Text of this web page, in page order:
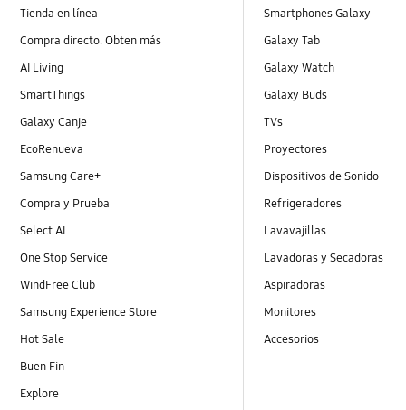
Tienda en línea
Compra directo. Obten más
AI Living
SmartThings
Galaxy Canje
EcoRenueva
Samsung Care+
Compra y Prueba
Select AI
One Stop Service
WindFree Club
Samsung Experience Store
Hot Sale
Buen Fin
Explore
Smartphones Galaxy
Galaxy Tab
Galaxy Watch
Galaxy Buds
TVs
Proyectores
Dispositivos de Sonido
Refrigeradores
Lavavajillas
Lavadoras y Secadoras
Aspiradoras
Monitores
Accesorios